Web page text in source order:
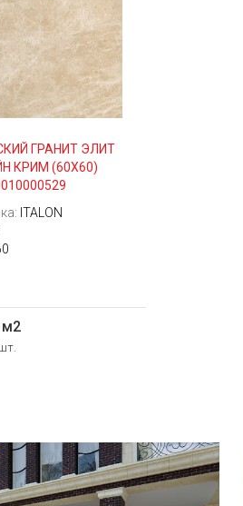
ГРАНИТ ЭЛИТ
КРИМ (60Х60)
ITALON
м2
называют все
плитку и ступени